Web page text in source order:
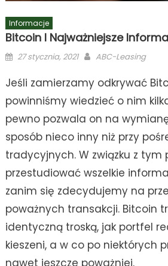
Informacje
Bitcoin I Najważniejsze
Posted
27 stycznia, 2021 Author
ABC-Leasing
Jeśli zamierzamy odkrywać
powinniśmy wiedzieć o nim
pewno pozwala on na
sposób nieco inny niż przy
tradycyjnych. W związku z tym
przestudiować wszelkie
zanim się zdecydujemy na
poważnych transakcji. Bitcoin
identyczną troską, jak portfel
kieszeni, a w co po niektórych
nawet jeszcze poważniej.